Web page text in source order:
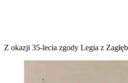
Z okazji 35-lecia zgody Legia z